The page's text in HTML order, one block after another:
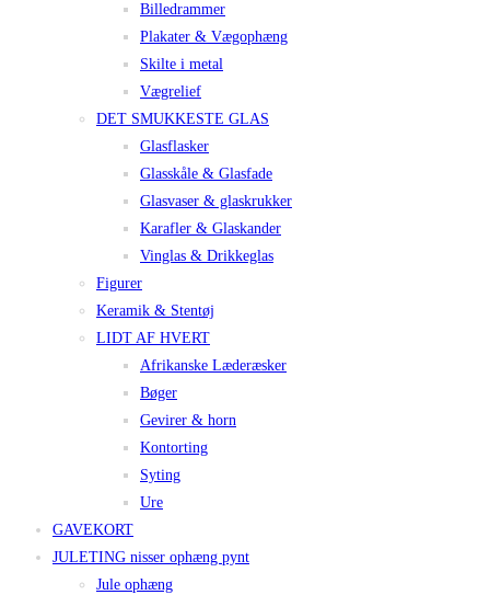
Billedrammer
Plakater & Vægophæng
Skilte i metal
Vægrelief
DET SMUKKESTE GLAS
Glasflasker
Glasskåle & Glasfade
Glasvaser & glaskrukker
Karafler & Glaskander
Vinglas & Drikkeglas
Figurer
Keramik & Stentøj
LIDT AF HVERT
Afrikanske Læderæsker
Bøger
Gevirer & horn
Kontorting
Syting
Ure
GAVEKORT
JULETING nisser ophæng pynt
Jule ophæng